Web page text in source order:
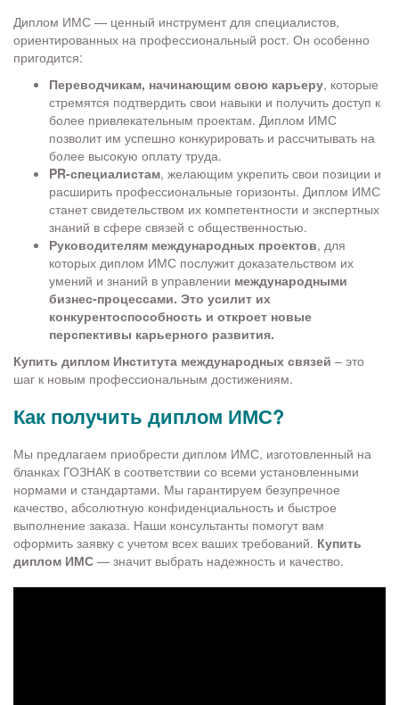
Диплом ИМС — ценный инструмент для специалистов,
ориентированных на профессиональный рост. Он особенно
пригодится:
Переводчикам, начинающим свою карьеру, которые
стремятся подтвердить свои навыки и получить доступ к
более привлекательным проектам. Диплом ИМС
позволит им успешно конкурировать и рассчитывать на
более высокую оплату труда.
PR-специалистам, желающим укрепить свои позиции и
расширить профессиональные горизонты. Диплом ИМС
станет свидетельством их компетентности и экспертных
знаний в сфере связей с общественностью.
Руководителям международных проектов, для
которых диплом ИМС послужит доказательством их
умений и знаний в управлении международными
бизнес-процессами. Это усилит их
конкурентоспособность и откроет новые
перспективы карьерного развития.
Купить диплом Института международных связей – это
шаг к новым профессиональным достижениям.
Как получить диплом ИМС?
Мы предлагаем приобрести диплом ИМС, изготовленный на
бланках ГОЗНАК в соответствии со всеми установленными
нормами и стандартами. Мы гарантируем безупречное
качество, абсолютную конфиденциальность и быстрое
выполнение заказа. Наши консультанты помогут вам
оформить заявку с учетом всех ваших требований. Купить
диплом ИМС — значит выбрать надежность и качество.